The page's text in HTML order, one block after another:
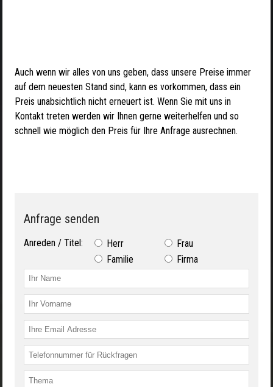
Auch wenn wir alles von uns geben, dass unsere Preise immer
auf dem neuesten Stand sind, kann es vorkommen, dass ein
Preis unabsichtlich nicht erneuert ist. Wenn Sie mit uns in
Kontakt treten werden wir Ihnen gerne weiterhelfen und so
schnell wie möglich den Preis für Ihre Anfrage ausrechnen.
Anfrage senden
Anreden / Titel: Herr
Frau
Familie
Firma